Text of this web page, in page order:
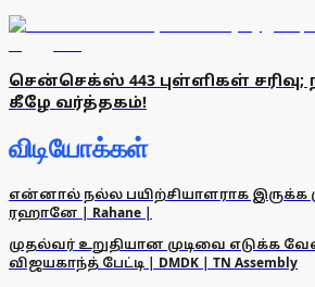
சென்செக்ஸ் 443 புள்ளிகள் சரிவு;
கீழே வர்த்தகம்!
விடியோக்கள்
என்னால் நல்ல பயிற்சியாளராக இருக்க
ரஹானே | Rahane |
முதல்வர் உறுதியான முடிவை எடுக்க
விஜயகாந்த் பேட்டி | DMDK | TN Assembly